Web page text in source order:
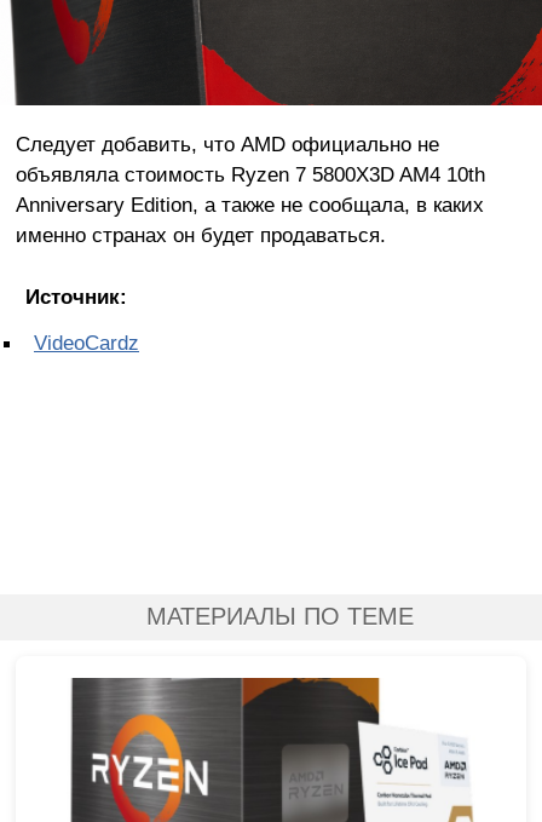
Следует добавить, что AMD официально не
объявляла стоимость Ryzen 7 5800X3D AM4 10th
Anniversary Edition, а также не сообщала, в каких
именно странах он будет продаваться.
Источник:
VideoCardz
МАТЕРИАЛЫ ПО ТЕМЕ